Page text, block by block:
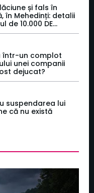
și fals în
în Mehedinți: detalii
de 10.000 DE...
într-un complot
unei companii
dejucat?
suspendarea lui
că nu există